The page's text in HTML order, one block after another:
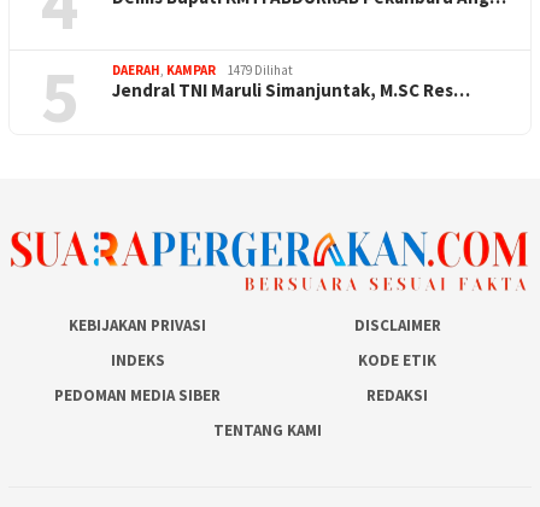
5 DAERAH, KAMPAR 1479 Dilihat
Jendral TNI Maruli Simanjuntak, M.SC Res…
KEBIJAKAN PRIVASI
DISCLAIMER
INDEKS
KODE ETIK
PEDOMAN MEDIA SIBER
REDAKSI
TENTANG KAMI